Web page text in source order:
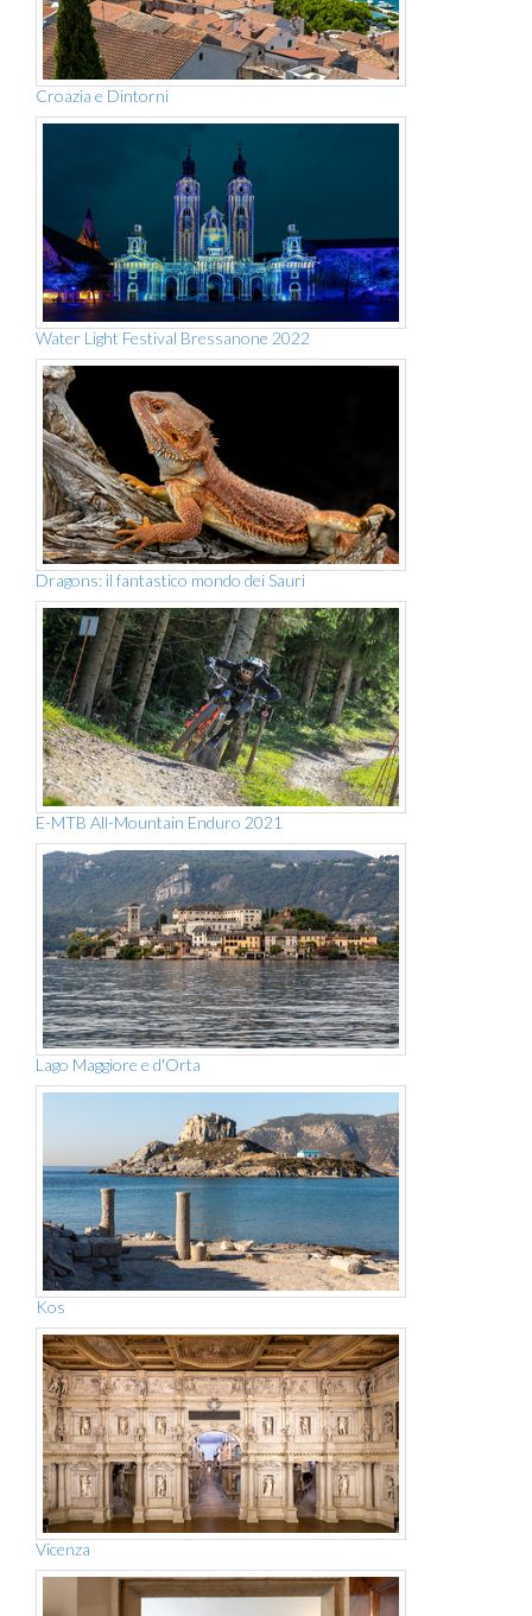
Croazia e Dintorni
Water Light Festival Bressanone 2022
Dragons: il fantastico mondo dei Sauri
E-MTB All-Mountain Enduro 2021
Lago Maggiore e d'Orta
Kos
Vicenza